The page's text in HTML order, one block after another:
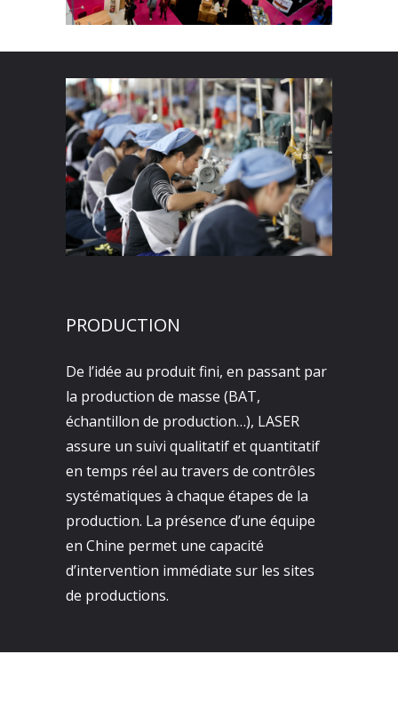
PRODUCTION
De l’idée au produit fini, en passant par
la production de masse (BAT,
échantillon de production…), LASER
assure un suivi qualitatif et quantitatif
en temps réel au travers de contrôles
systématiques à chaque étapes de la
production. La présence d’une équipe
en Chine permet une capacité
d’intervention immédiate sur les sites
de productions.